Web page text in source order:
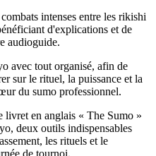
intenses entre les rikishi
d'explications et de
audioguide.
avec tout organisé, afin de
sur le rituel, la puissance et la
du sumo professionnel.
livret en anglais « The Sumo »
deux outils indispensables
les rituels et le
de tournoi.